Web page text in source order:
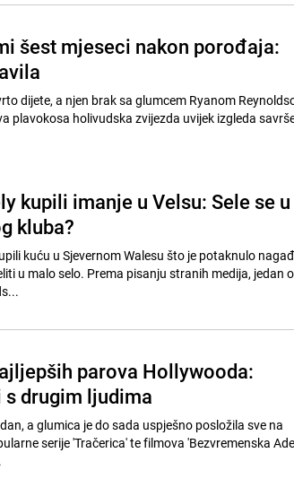
šest mjeseci nakon porođaja:
dijete, a njen brak sa glumcem Ryanom
plavokosa holivudska zvijezda uvijek izgleda
kupili imanje u Velsu: Sele se u
kluba?
kuću u Sjevernom Walesu što je potaknulo
u malo selo. Prema pisanju stranih medija, jedan
parova Hollywooda:
drugim ljudima
a glumica je do sada uspješno posložila sve na
serije 'Tračerica' te filmova 'Bezvremenska